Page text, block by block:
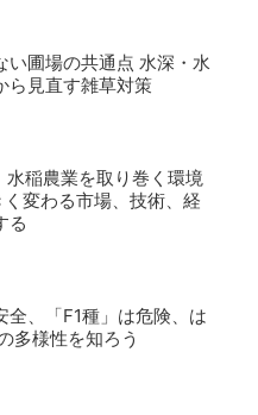
い圃場の共通点 水深・水
ら見直す雑草対策
水稲農業を取り巻く環境
変わる市場、技術、経
る
全、「F1種」は危険、は
多様性を知ろう